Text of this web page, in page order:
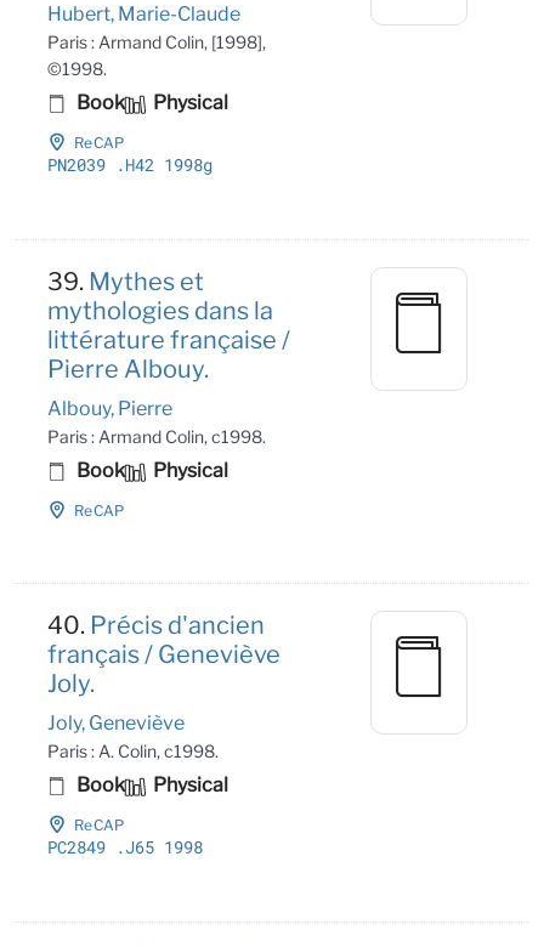
Hubert, Marie-Claude
Paris : Armand Colin, [1998],
©1998.
Book Physical
ReCAP
PN2039 .H42 1998g
39. Mythes et
mythologies dans la
littérature française /
Pierre Albouy.
Albouy, Pierre
Paris : Armand Colin, c1998.
Book Physical
ReCAP
40. Précis d'ancien
français / Geneviève
Joly.
Joly, Geneviève
Paris : A. Colin, c1998.
Book Physical
ReCAP
PC2849 .J65 1998